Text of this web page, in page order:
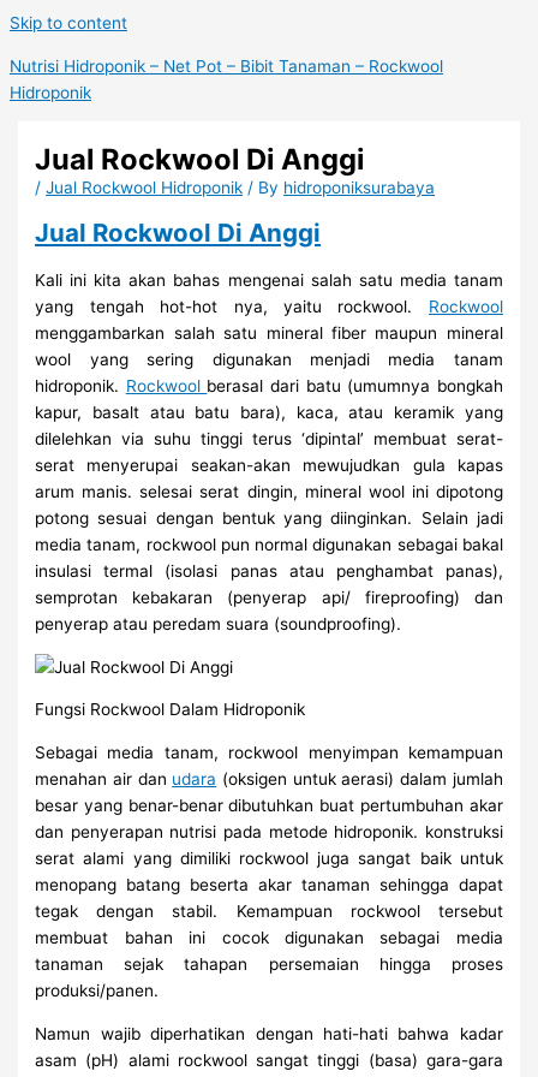
Skip to content
Nutrisi Hidroponik – Net Pot – Bibit Tanaman – Rockwool
Hidroponik
Jual Rockwool Di Anggi
/Jual Rockwool Hidroponik / By hidroponiksurabaya
Jual Rockwool Di Anggi
Kali ini kita akan bahas mengenai salah satu media tanam
yang tengah hot-hot nya, yaitu rockwool. Rockwool
menggambarkan salah satu mineral fiber maupun mineral
wool yang sering digunakan menjadi media tanam
hidroponik. Rockwool berasal dari batu (umumnya bongkah
kapur, basalt atau batu bara), kaca, atau keramik yang
dilelehkan via suhu tinggi terus ‘dipintal’ membuat serat-
serat menyerupai seakan-akan mewujudkan gula kapas
arum manis. selesai serat dingin, mineral wool ini dipotong
potong sesuai dengan bentuk yang diinginkan. Selain jadi
media tanam, rockwool pun normal digunakan sebagai bakal
insulasi termal (isolasi panas atau penghambat panas),
semprotan kebakaran (penyerap api/ fireproofing) dan
penyerap atau peredam suara (soundproofing).
Fungsi Rockwool Dalam Hidroponik
Sebagai media tanam, rockwool menyimpan kemampuan
menahan air dan udara (oksigen untuk aerasi) dalam jumlah
besar yang benar-benar dibutuhkan buat pertumbuhan akar
dan penyerapan nutrisi pada metode hidroponik. konstruksi
serat alami yang dimiliki rockwool juga sangat baik untuk
menopang batang beserta akar tanaman sehingga dapat
tegak dengan stabil. Kemampuan rockwool tersebut
membuat bahan ini cocok digunakan sebagai media
tanaman sejak tahapan persemaian hingga proses
produksi/panen.
Namun wajib diperhatikan dengan hati-hati bahwa kadar
asam (pH) alami rockwool sangat tinggi (basa) gara-gara